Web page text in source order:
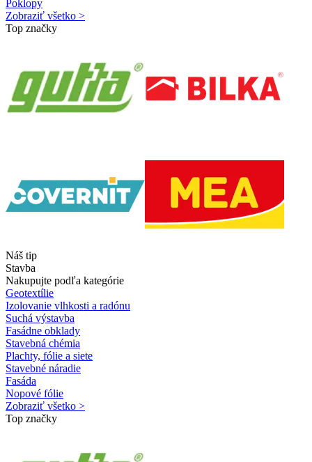
Poklopy
Zobraziť všetko >
Top značky
Náš tip
Stavba
Nakupujte podľa kategórie
Geotextílie
Izolovanie vlhkosti a radónu
Suchá výstavba
Fasádne obklady
Stavebná chémia
Plachty, fólie a siete
Stavebné náradie
Fasáda
Nopové fólie
Zobraziť všetko >
Top značky